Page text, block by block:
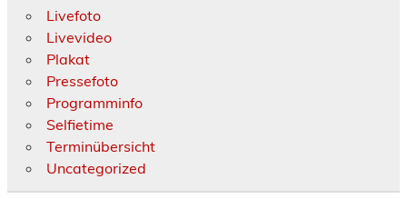
Livefoto
Livevideo
Plakat
Pressefoto
Programminfo
Selfietime
Terminübersicht
Uncategorized